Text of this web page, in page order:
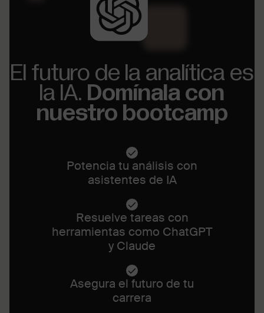
El futuro de la analítica es
la IA. Domínala con
nuestro bootcamp
Potencia tu análisis con
asistentes de IA
Resuelve tareas con
herramientas como ChatGPT
y Claude
Asegura el futuro de tu
carrera